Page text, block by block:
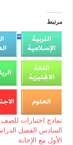
للصف
الفصل الدراسي
الإجابة